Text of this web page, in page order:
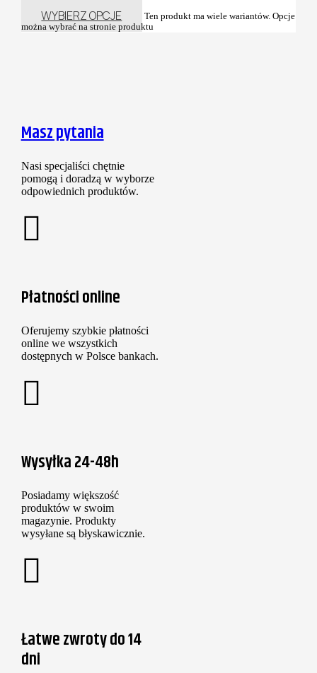
WYBIERZ OPCJE
Ten produkt ma wiele wariantów. Opcje
można wybrać na stronie produktu
Masz pytania
Nasi specjaliści chętnie
pomogą i doradzą w wyborze
odpowiednich produktów.
Płatności online
Oferujemy szybkie płatności
online we wszystkich
dostępnych w Polsce bankach.
Wysyłka 24-48h
Posiadamy większość
produktów w swoim
magazynie. Produkty
wysyłane są błyskawicznie.
Łatwe zwroty do 14
dni